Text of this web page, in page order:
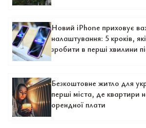
Новий iPhone приховує
налаштування: 5 кроків,
зробити в перші хвилини
Безкоштовне житло для
перші міста, де квартири
орендної плати